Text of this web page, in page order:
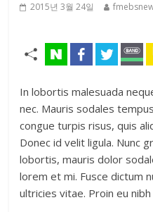
2015년 3월 24일
In lobortis malesuada
nec. Mauris sodales
congue turpis risus, quis
Donec id velit ligula. Nunc
lobortis, mauris dolor
lorem et mi. Fusce dictum
ultricies vitae. Proin eu nibh